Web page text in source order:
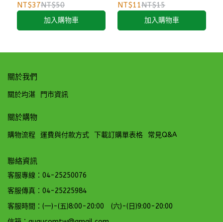
NT$37NT$50
加入購物車
NT$11NT$15
加入購物車
關於我們
關於均湛 門市資訊
關於購物
購物流程 運費與付款方式 下載訂購單表格 常見Q&A
聯絡資訊
客服專線：04-25250076
客服傳真：04-25225984
客服時間：(一)-(五)8:00-20:00 (六)-(日)9:00-20:00